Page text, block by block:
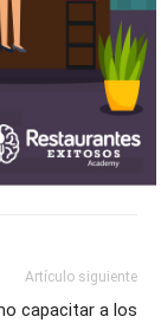
Artículo siguiente
capacitar a los